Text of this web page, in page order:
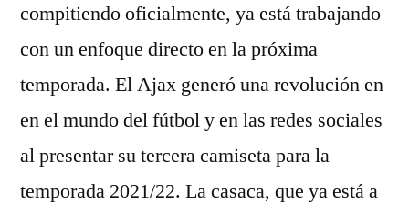
compitiendo oficialmente, ya está trabajando
con un enfoque directo en la próxima
temporada. El Ajax generó una revolución en
en el mundo del fútbol y en las redes sociales
al presentar su tercera camiseta para la
temporada 2021/22. La casaca, que ya está a